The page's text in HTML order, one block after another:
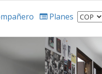
Planes